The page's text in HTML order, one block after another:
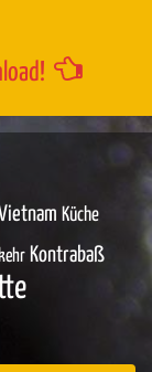
Küche
Kontrabaß